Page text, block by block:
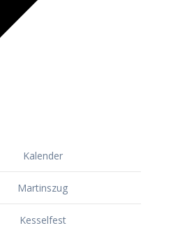
Kalender
Martinszug
Kesselfest